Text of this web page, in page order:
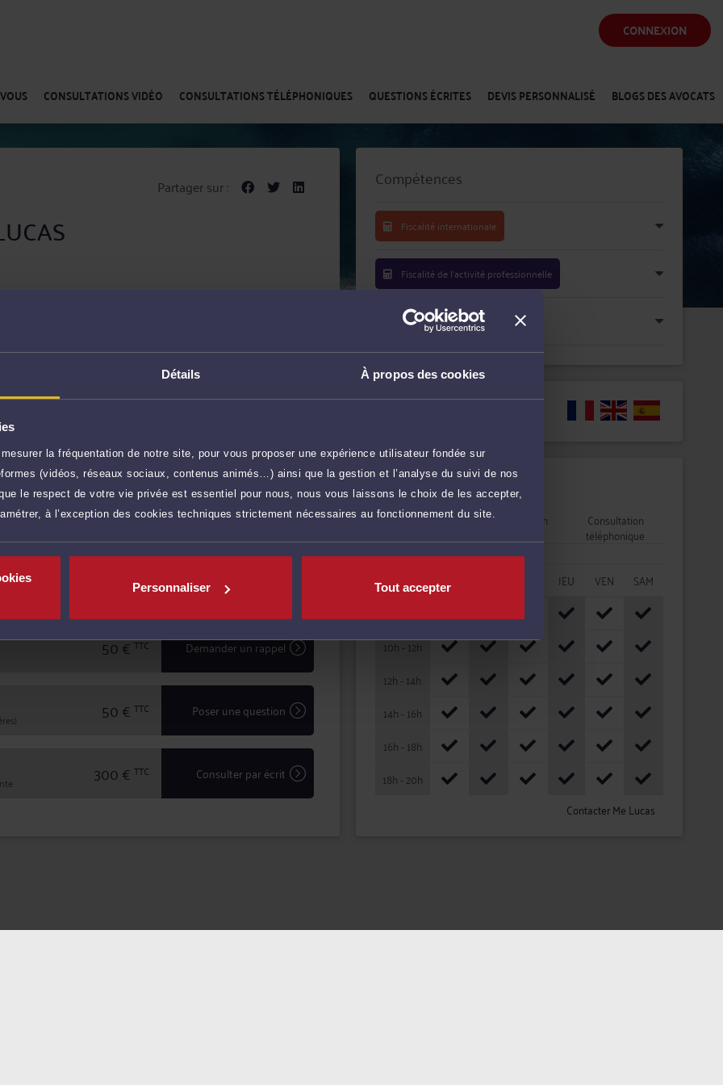
Détails À propos des cookies
la fréquentation de notre site, pour vous proposer une expérience utilisateur fondée sur
(vidéos, réseaux sociaux, contenus animés…) ainsi que la gestion et l’analyse du suivi de nos
le respect de votre vie privée est essentiel pour nous, nous vous laissons le choix de les accepter,
à l’exception des cookies techniques strictement nécessaires au fonctionnement du site.
Personnaliser Tout accepter
CONNEXION
CONSULTATIONS VIDÉO CONSULTATIONS TÉLÉPHONIQUES QUESTIONS ÉCRITES DEVIS PERSONNALISÉ BLOGS DES AVOCATS
Partager sur :
de Lille.
de
en
sa carrière professionnelle comme
du retail, industrie et des énergies renouvelables.
de
tant dans leurs activités courantes
et la réactivité indispensables à leur information et
procédure judiciaire.
à l'écoute et au dialogue, et vous aide à faire valoir
et la
2 de la
plus
150 € TTC Prendre RDV
50 €TTC Prendre RDV
50 €TTC Demander un rappel
50 € TTC Poser une question
300 € TTC Consulter par écrit
Compétences
Fiscalité internationale
Fiscalité de l'activité professionnelle
Fiscalité du patrimoine
Disponibilités
Rendez-vous Consultation Consultation
téléphonique
HORAIRES LUN JEU VEN
SAM
10h - 12h
12h - 14h
14h - 16h
16h - 18h
18h - 20h
Contacter Me Lucas